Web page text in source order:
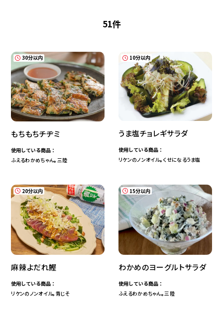
業務用商品
企業情報
51件
30分以内
もちもちチヂミ
使用している商品：
ふえるわかめちゃん® 三陸
10分以内
うま塩チョレギサラダ
使用している商品：
リケンのノンオイル® くせになるうま塩
20分以内
麻辣よだれ鰹
使用している商品：
リケンのノンオイル® 青じそ
15分以内
わかめのヨーグルトサラダ
使用している商品：
ふえるわかめちゃん®三陸
スープ・汁物
食材から探す
肉 魚介 野菜
卵
海藻
テーマから探す
時短 定番・人気
行事・イベント
ボリューム満点
おつまみ
減塩
ランチ・お弁当
食物繊維
レンジで簡単
高たんぱく
夜食
春レシピ
夏レシピ
秋レシピ